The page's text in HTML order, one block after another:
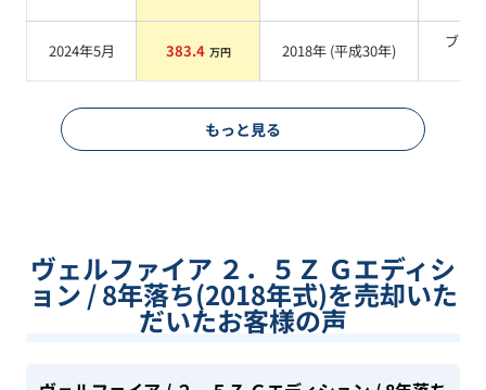
2024年5月 383.4 万円 2018年 (平成30年)
ブラ
もっと見る
ヴェルファイア ２．５Ｚ Ｇエディシ
ョン / 8年落ち(2018年式)を売却いた
だいたお客様の声